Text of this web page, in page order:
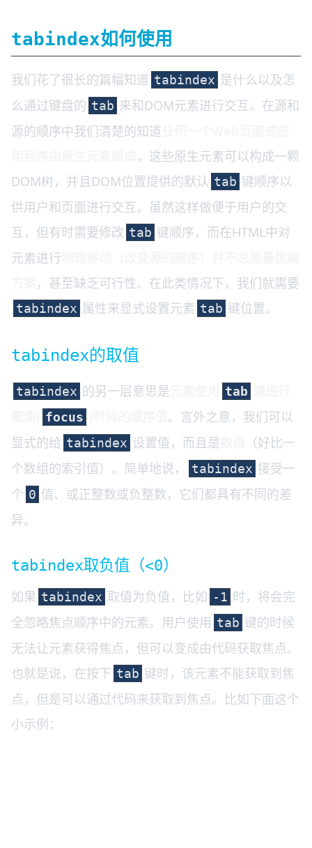
tabindex如何使用
我们花了很长的篇幅知道 tabindex 是什么以及怎
么通过键盘的 tab 来和DOM元素进行交互。在源和
源的顺序中我们清楚的知道
，这些原生元素可以构成一颗
DOM树，并且DOM位置提供的默认 tab 键顺序以
供用户和页面进行交互。虽然这样做便于用户的交
互，但有时需要修改 tab 键顺序，而在HTML中对
元素进行
，甚至缺乏可行性。在此类情况下，我们就需要
tabindex 属性来显式设置元素 tab 键位置。
tabindex的取值
tabindex 的另一层意思是 tab
focus
。言外之意，我们可以
显式的给 tabindex 设置值，而且是
（好比一
个数组的索引值）。简单地说，
tabindex 接受一
个 0 值、或正整数或负整数，它们都具有不同的差
异。
tabindex取负值（<0）
如果 tabindex 取值为负值，比如 -1 时，将会完
全忽略焦点顺序中的元素。用户使用 tab 键的时候
无法让元素获得焦点，但可以变成由代码获取焦点。
也就是说，在按下 tab 键时，该元素不能获取到焦
点，但是可以通过代码来获取到焦点。比如下面这个
小示例：